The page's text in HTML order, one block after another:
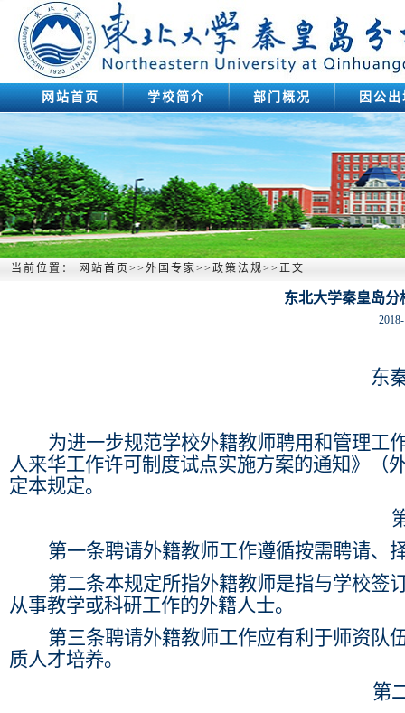
网站首页 学校简介 部门概况 因公
当前位置： 网站首页 >> 外国专家>> 政策法规>> 正文
东北大学秦皇岛
东
为进一步规范学校外籍教师聘用和管理工
人来华工作许可制度试点实施方案的通知》（
定本规定。
第一条聘请外籍教师工作遵循按需聘请、
第二条本规定所指外籍教师是指与学校签
从事教学或科研工作的外籍人士。
第三条聘请外籍教师工作应有利于师资队
质人才培养。
第